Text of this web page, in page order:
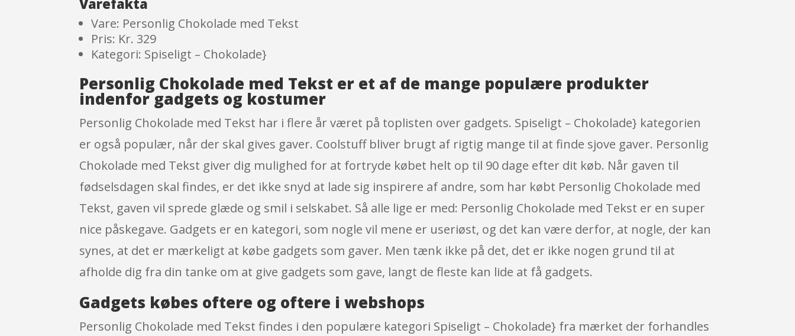
Vare: Personlig Chokolade med Tekst
Pris: Kr. 329
Kategori: Spiseligt – Chokolade}
Personlig Chokolade med Tekst er et af de mange populære produkter
indenfor gadgets og kostumer
Personlig Chokolade med Tekst har i flere år været på toplisten over gadgets. Spiseligt – Chokolade} kategorien
er også populær, når der skal gives gaver. Coolstuff bliver brugt af rigtig mange til at finde sjove gaver. Personlig
Chokolade med Tekst giver dig mulighed for at fortryde købet helt op til 90 dage efter dit køb. Når gaven til
fødselsdagen skal findes, er det ikke snyd at lade sig inspirere af andre, som har købt Personlig Chokolade med
Tekst, gaven vil sprede glæde og smil i selskabet. Så alle lige er med: Personlig Chokolade med Tekst er en super
nice påskegave. Gadgets er en kategori, som nogle vil mene er useriøst, og det kan være derfor, at nogle, der kan
synes, at det er mærkeligt at købe gadgets som gaver. Men tænk ikke på det, det er ikke nogen grund til at
afholde dig fra din tanke om at give gadgets som gave, langt de fleste kan lide at få gadgets.
Gadgets købes oftere og oftere i webshops
Personlig Chokolade med Tekst findes i den populære kategori Spiseligt – Chokolade} fra mærket der forhandles